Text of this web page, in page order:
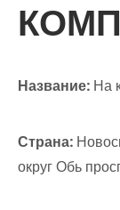
Название: На
Страна:
округ Обь